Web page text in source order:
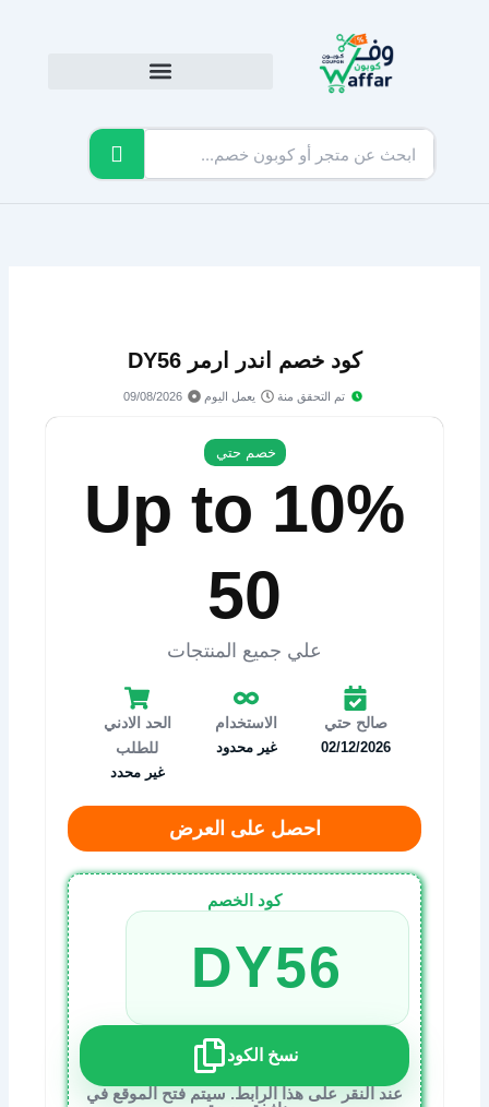
كود خصم اندر ارمر DY56
تم التحقق منة يعمل اليوم 09/08/2026
خصم حتي
10% Up to
50
علي جميع المنتجات
صالح حتي
02/12/2026
الاستخدام
غير محدود
الحد الادني
للطلب
غير محدد
احصل على العرض
كود الخصم
DY56
نسخ الكود
عند النقر على هذا الرابط. سيتم فتح الموقع في